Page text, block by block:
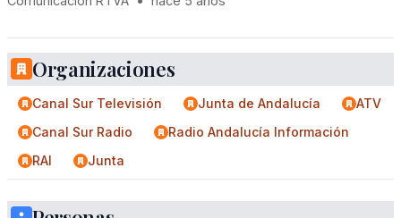
Organizaciones
Canal Sur Televisión Junta de Andalucía
ATV
Canal Sur Radio
Radio Andalucía Información
RAI
Junta